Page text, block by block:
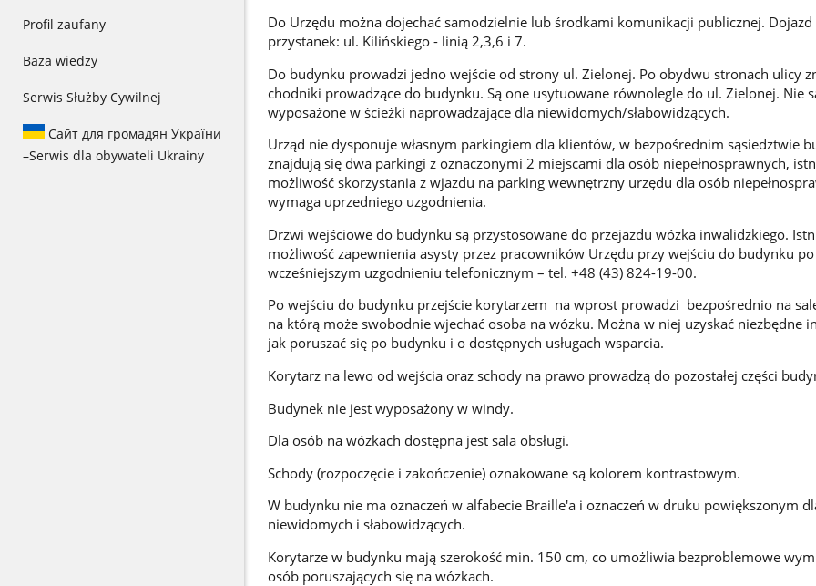
Profil zaufany
Baza wiedzy
Serwis Służby Cywilnej
Сайт для громадян України
–Serwis dla obywateli Ukrainy
Do Urzędu można dojechać samodzielnie lub środkami komunikacji publicznej.
przystanek: ul. Kilińskiego - linią 2,3,6 i 7.
Do budynku prowadzi jedno wejście od strony ul. Zielonej. Po obydwu stronach ulicy
chodniki prowadzące do budynku. Są one usytuowane równolegle do ul. Zielonej. Nie
wyposażone w ścieżki naprowadzające dla niewidomych/słabowidzących.
Urząd nie dysponuje własnym parkingiem dla klientów, w bezpośrednim sąsiedztwie
znajdują się dwa parkingi z oznaczonymi 2 miejscami dla osób niepełnosprawnych,
możliwość skorzystania z wjazdu na parking wewnętrzny urzędu dla osób
wymaga uprzedniego uzgodnienia.
Drzwi wejściowe do budynku są przystosowane do przejazdu wózka inwalidzkiego.
możliwość zapewnienia asysty przez pracowników Urzędu przy wejściu do budynku po
wcześniejszym uzgodnieniu telefonicznym – tel. +48 (43) 824-19-00.
Po wejściu do budynku przejście korytarzem na wprost prowadzi bezpośrednio na
na którą może swobodnie wjechać osoba na wózku. Można w niej uzyskać niezbędne
jak poruszać się po budynku i o dostępnych usługach wsparcia.
Korytarz na lewo od wejścia oraz schody na prawo prowadzą do pozostałej części
Budynek nie jest wyposażony w windy.
Dla osób na wózkach dostępna jest sala obsługi.
Schody (rozpoczęcie i zakończenie) oznakowane są kolorem kontrastowym.
W budynku nie ma oznaczeń w alfabecie Braille'a i oznaczeń w druku powiększonym
niewidomych i słabowidzących.
Korytarze w budynku mają szerokość min. 150 cm, co umożliwia bezproblemowe
osób poruszających się na wózkach.